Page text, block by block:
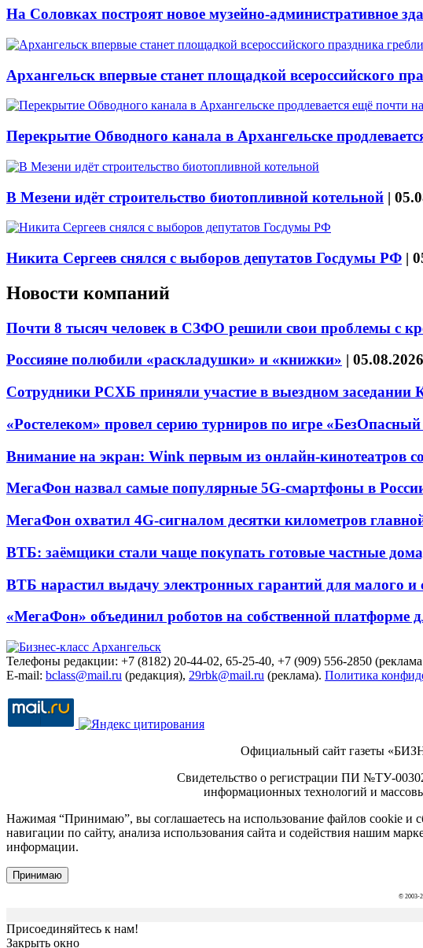
На Соловках построят новое музейно-административное
Архангельск впервые станет площадкой всероссийского
Перекрытие Обводного канала в Архангельске
В Мезени идёт строительство биотопливной котельной |
Никита Сергеев снялся с выборов депутатов Госдумы РФ |
Новости компаний
Почти 8 тысяч человек в СЗФО решили свои проблемы с
Россияне полюбили «раскладушки» и «книжки» | 05.08.2026
Сотрудники РСХБ приняли участие в выездном заседании
«Ростелеком» провел серию турниров по игре
Внимание на экран: Wink первым из онлайн-кинотеатров
МегаФон назвал самые популярные 5G-смартфоны в
МегаФон охватил 4G-сигналом десятки километров
ВТБ: заёмщики стали чаще покупать готовые частные
ВТБ нарастил выдачу электронных гарантий для малого и
«МегаФон» объединил роботов на собственной платформе
Телефоны редакции: +7 (8182) 20-44-02, 65-25-40, +7 (909) 556-2850 (реклама
E-mail: bclass@mail.ru (редакция), 29rbk@mail.ru (реклама). Политика
Официальный сайт газеты
Свидетельство о регистрации ПИ №ТУ-
информационных технологий и
Нажимая “Принимаю”, вы соглашаетесь на использование файлов cookie
навигации по сайту, анализа использования сайта и содействия нашим
информации.
Принимаю
© 2003-
Присоединяйтесь к нам!
Закрыть окно